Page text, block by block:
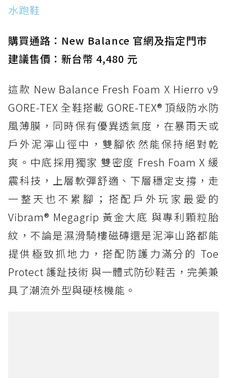
防水鞋推薦 15. Brooks Cascadia 19 GTX：注
水跑鞋
購買通路：New Balance 官網及指定門市
建議售價：新台幣 4,480 元
這款 New Balance Fresh Foam X Hierro v9
GORE-TEX 全鞋搭載 GORE-TEX® 頂級防水防
風薄膜，同時保有優異透氣度，在暴雨天或
戶外泥濘山徑中，雙腳依然能保持絕對乾
爽。中底採用獨家 雙密度 Fresh Foam X 緩
震科技，上層軟彈舒適、下層穩定支撐，走
一整天也不累腳；搭配戶外玩家最愛的
Vibram® Megagrip 黃金大底 與專利顆粒胎
紋，不論是濕滑騎樓磁磚還是泥濘山路都能
提供極致抓地力，搭配防護力滿分的 Toe
Protect 護趾技術 與一體式防砂鞋舌，完美兼
具了潮流外型與硬核機能。